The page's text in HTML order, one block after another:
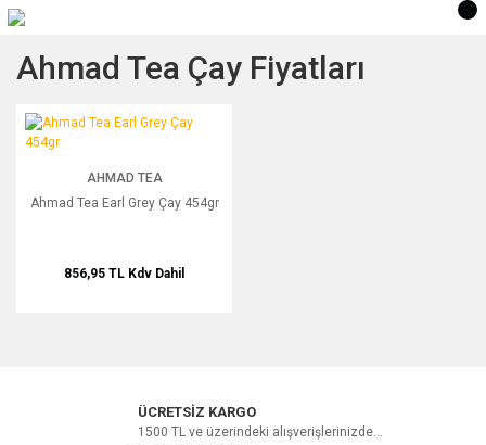
Ahmad Tea Çay Fiyatları
Ahmad Tea Earl Grey Çay 454gr
AHMAD TEA
Ahmad Tea Earl Grey Çay 454gr
856,95 TL Kdv Dahil
ÜCRETSİZ KARGO
1500 TL ve üzerindeki alışverişlerinizde...